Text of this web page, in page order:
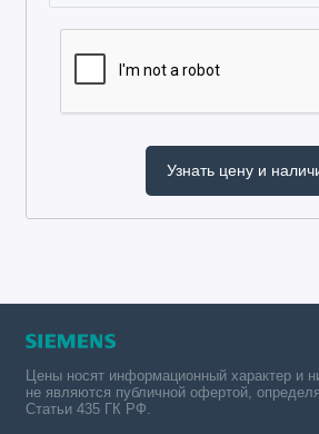
Цены носят информационный характер и
не являются публичной офертой,
Статьи 435 ГК РФ.